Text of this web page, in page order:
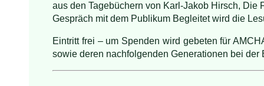
aus den Tagebüchern von Karl-Jakob Hirsch, Die
Gespräch mit dem Publikum Begleitet wird die
Eintritt frei – um Spenden wird gebeten für
sowie deren nachfolgenden Generationen bei